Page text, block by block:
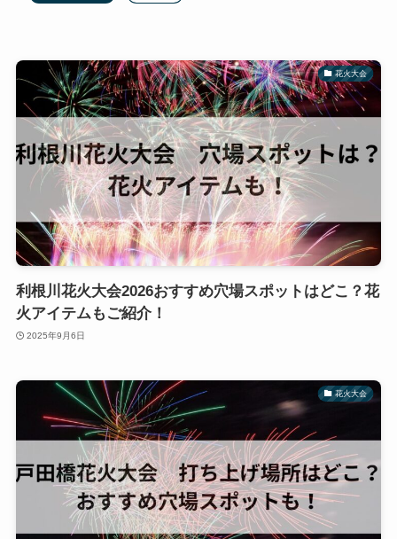
花火大会
利根川花火大会2026おすすめ穴場スポットはどこ？花
火アイテムもご紹介！
2025年9月6日
花火大会